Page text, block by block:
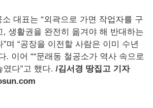
대표는 “외곽으로 가면 작업자를 구
, 생활권을 완전히 옮겨야 해 반대하는
며 “공장을 이전할 사람은 이미 수년
. 이어 ““문래동 철공소가 역사 속으로
다”고 했다. /김서경 땅집고 기자